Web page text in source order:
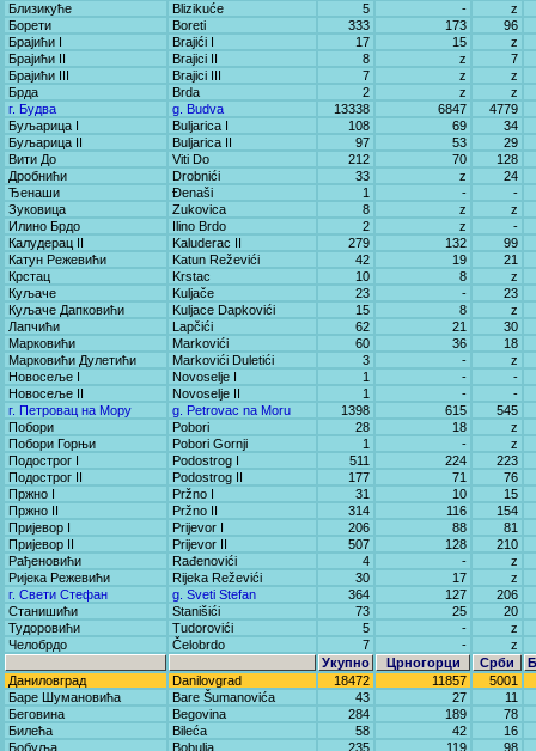
Близикуће
Blizikuće 5 -
z
Борети
Boreti 333 173
96
Брајићи I
Brajići I 17 15
z
Брајићи II
Brajici II 8 z
7
Брајићи III
Brajici III 7 z
z
Брда
Brda 2 z
z
г. Будва
g. Budva 13338 6847
4779
Буљарица I
Buljarica I 108 69
34
Буљарица II
Buljarica II 97 53
29
Вити До
Viti Do 212 70
128
Дробнићи
Drobnići 33 z
24
Ђенаши
Đenaši 1 -
-
Зуковица
Zukovica 8 z
z
Илино Брдо
Ilino Brdo 2 z
-
Калудерац II
Kaluderac II 279 132
99
Катун Режевићи
Katun Reževići 42 19
21
Крстац
Krstac 10 8
z
Куљаче
Kuljače 23 -
23
Куљаче Дапковићи
Kuljace Dapkovići 15 8
z
Лапчићи
Lapčići 62 21
30
Марковићи
Markovići 60 36
18
Марковићи Дулетићи
Markovići Duletići 3 -
z
Новосеље I
Novoselje I 1 -
-
Новосеље II
Novoselje II 1 -
-
г. Петровац на Мору
g. Petrovac na Moru 1398 615
545
Побори
Pobori 28 18
z
Побори Горњи
Pobori Gornji 1 -
z
Подострог I
Podostrog I 511 224
223
Подострог II
Podostrog II 177 71
76
Пржно I
Pržno I 31 10
15
Пржно II
Pržno II 314 116
154
Пријевор I
Prijevor I 206 88
81
Пријевор II
Prijevor II 507 128
210
Рађеновићи
Rađenovići 4 -
z
Ријека Режевићи
Rijeka Reževići 30 17
z
г. Свети Стефан
g. Sveti Stefan 364 127
206
Станишићи
Stanišići 73 25
20
Тудоровићи
Tudorovići 5 -
z
Челобрдо
Čelobrdo 7 -
z
Укупно
Црногорци Срби
Даниловград
Danilovgrad 18472 11857
5001
Баре Шумановића
Bare Šumanovića 43 27
11
Беговина
Begovina 284 189
78
Билећа
Bileća 58 42
16
Бобуља
Bobulja 235 119
98